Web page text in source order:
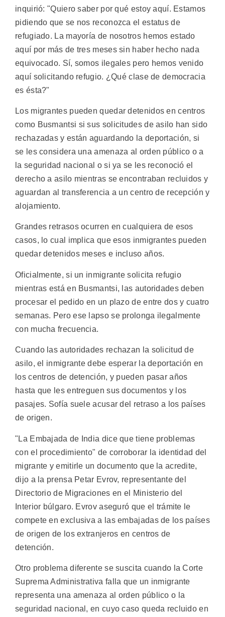
inquirió: "Quiero saber por qué estoy aquí. Estamos
pidiendo que se nos reconozca el estatus de
refugiado. La mayoría de nosotros hemos estado
aquí por más de tres meses sin haber hecho nada
equivocado. Sí, somos ilegales pero hemos venido
aquí solicitando refugio. ¿Qué clase de democracia
es ésta?"
Los migrantes pueden quedar detenidos en centros
como Busmantsi si sus solicitudes de asilo han sido
rechazadas y están aguardando la deportación, si
se les considera una amenaza al orden público o a
la seguridad nacional o si ya se les reconoció el
derecho a asilo mientras se encontraban recluidos y
aguardan al transferencia a un centro de recepción y
alojamiento.
Grandes retrasos ocurren en cualquiera de esos
casos, lo cual implica que esos inmigrantes pueden
quedar detenidos meses e incluso años.
Oficialmente, si un inmigrante solicita refugio
mientras está en Busmantsi, las autoridades deben
procesar el pedido en un plazo de entre dos y cuatro
semanas. Pero ese lapso se prolonga ilegalmente
con mucha frecuencia.
Cuando las autoridades rechazan la solicitud de
asilo, el inmigrante debe esperar la deportación en
los centros de detención, y pueden pasar años
hasta que les entreguen sus documentos y los
pasajes. Sofía suele acusar del retraso a los países
de origen.
"La Embajada de India dice que tiene problemas
con el procedimiento" de corroborar la identidad del
migrante y emitirle un documento que la acredite,
dijo a la prensa Petar Evrov, representante del
Directorio de Migraciones en el Ministerio del
Interior búlgaro. Evrov aseguró que el trámite le
compete en exclusiva a las embajadas de los países
de origen de los extranjeros en centros de
detención.
Otro problema diferente se suscita cuando la Corte
Suprema Administrativa falla que un inmigrante
representa una amenaza al orden público o la
seguridad nacional, en cuyo caso queda recluido en